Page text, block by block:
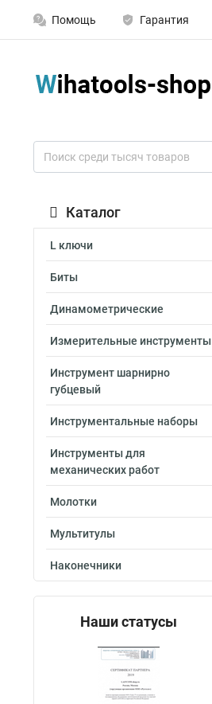
Помощь Гарантия
Каталог
L ключи
Биты
Динамометрические
Измерительные инструменты
Инструмент шарнирно
губцевый
Инструментальные наборы
Инструменты для
механических работ
Молотки
Мультитулы
Наконечники
Наши статусы